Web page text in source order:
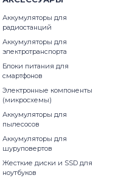
Аккумуляторы для
радиостанций
Аккумуляторы для
электротранспорта
Блоки питания для
смартфонов
Электронные компоненты
(микросхемы)
Аккумуляторы для
пылесосов
Аккумуляторы для
шуруповертов
Жесткие диски и SSD для
ноутбуков